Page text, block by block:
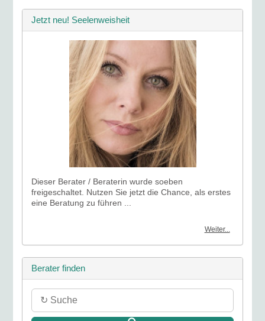
Jetzt neu! Seelenweisheit
Dieser Berater / Beraterin wurde soeben
freigeschaltet. Nutzen Sie jetzt die Chance, als erstes
eine Beratung zu führen ...
Weiter...
Berater finden